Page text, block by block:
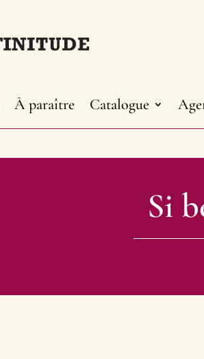
À paraître Catalogue
Si